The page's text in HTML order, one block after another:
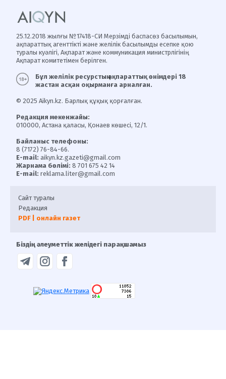
25.12.2018 жылғы №17418-СИ Мерзімді баспасөз басылымын,
ақпараттық агенттікті және желілік басылымды есепке қою
туралы куәлігі, Ақпарат және коммуникация министрлігінің
Ақпарат комитетімен берілген.
Бұл желілік ресурстың ақпараттық өнімдері 18
жастан асқан оқырманға арналған.
© 2025 Aikyn.kz. Барлық құқық қорғалған.
Редакция мекенжайы:
010000, Астана қаласы, Қонаев көшесі, 12/1.
Байланыс телефоны:
8 (7172) 76-84-66.
E-mail: aikyn.kz.gazeti@gmail.com
Жарнама бөлімі: 8 701 675 42 14
E-mail: reklama.liter@gmail.com
Сайт туралы
Редакция
PDF | онлайн газет
Біздің әлеуметтік желідегі парақшамыз